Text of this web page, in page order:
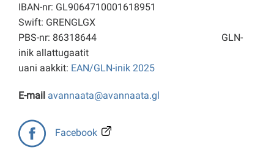
IBAN-nr: GL9064710001618951
Swift: GRENGLGX
PBS-nr: 86318644 GLN-
inik allattugaatit
uani aakkit: EAN/GLN-inik 2025
E-mail avannaata@avannaata.gl
Facebook